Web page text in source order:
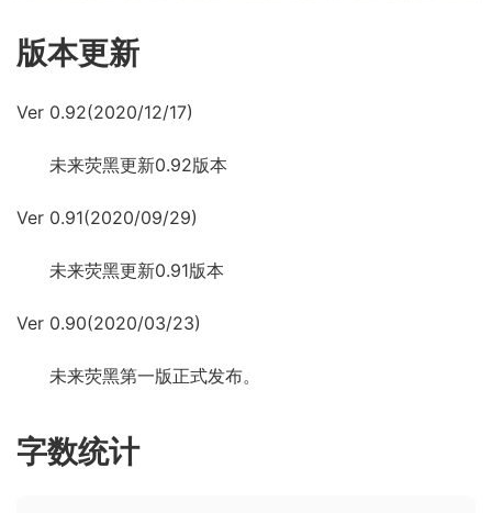
版本更新
Ver 0.92(2020/12/17)
未来荧黑更新0.92版本
Ver 0.91(2020/09/29)
未来荧黑更新0.91版本
Ver 0.90(2020/03/23)
未来荧黑第一版正式发布。
字数统计